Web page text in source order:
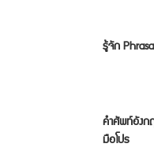
รู้จัก
คำศัพท์อังก
มือโปร